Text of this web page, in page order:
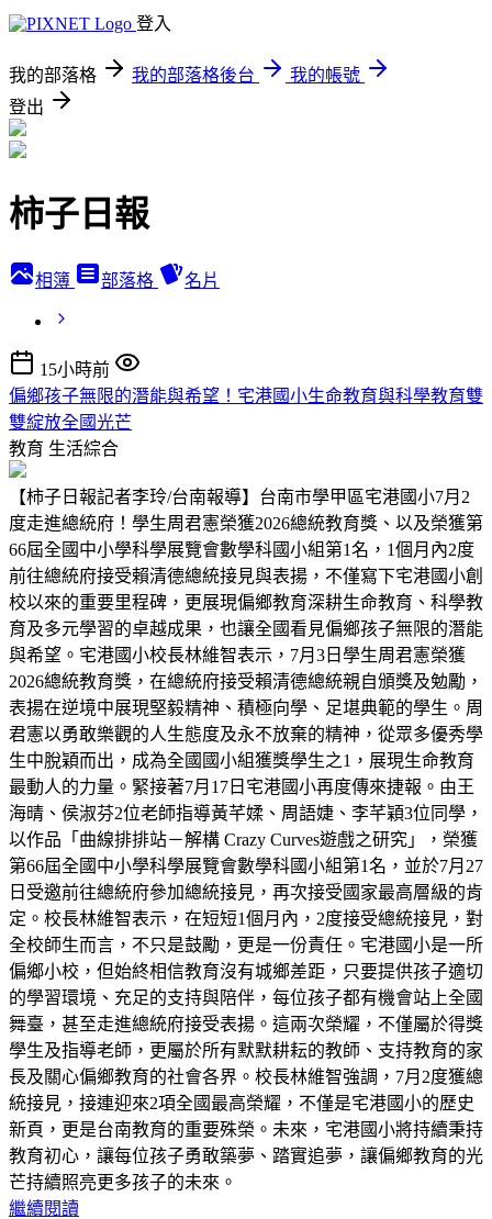
登入
我的部落格 我的部落格後台
我的帳號
登出
柿子日報
相簿 部落格 名片
15小時前
偏鄉孩子無限的潛能與希望！宅港國小生命教育與科學教育雙
雙綻放全國光芒
教育 生活綜合
【柿子日報記者李玲/台南報導】台南市學甲區宅港國小7月2
度走進總統府！學生周君憲榮獲2026總統教育獎、以及榮獲第
66屆全國中小學科學展覽會數學科國小組第1名，1個月內2度
前往總統府接受賴清德總統接見與表揚，不僅寫下宅港國小創
校以來的重要里程碑，更展現偏鄉教育深耕生命教育、科學教
育及多元學習的卓越成果，也讓全國看見偏鄉孩子無限的潛能
與希望。宅港國小校長林維智表示，7月3日學生周君憲榮獲
2026總統教育獎，在總統府接受賴清德總統親自頒獎及勉勵，
表揚在逆境中展現堅毅精神、積極向學、足堪典範的學生。周
君憲以勇敢樂觀的人生態度及永不放棄的精神，從眾多優秀學
生中脫穎而出，成為全國國小組獲獎學生之1，展現生命教育
最動人的力量。緊接著7月17日宅港國小再度傳來捷報。由王
海晴、侯淑芬2位老師指導黃芊媃、周語婕、李芊穎3位同學，
以作品「曲線排排站－解構 Crazy Curves遊戲之研究」，榮獲
第66屆全國中小學科學展覽會數學科國小組第1名，並於7月27
日受邀前往總統府參加總統接見，再次接受國家最高層級的肯
定。校長林維智表示，在短短1個月內，2度接受總統接見，對
全校師生而言，不只是鼓勵，更是一份責任。宅港國小是一所
偏鄉小校，但始終相信教育沒有城鄉差距，只要提供孩子適切
的學習環境、充足的支持與陪伴，每位孩子都有機會站上全國
舞臺，甚至走進總統府接受表揚。這兩次榮耀，不僅屬於得獎
學生及指導老師，更屬於所有默默耕耘的教師、支持教育的家
長及關心偏鄉教育的社會各界。校長林維智強調，7月2度獲總
統接見，接連迎來2項全國最高榮耀，不僅是宅港國小的歷史
新頁，更是台南教育的重要殊榮。未來，宅港國小將持續秉持
教育初心，讓每位孩子勇敢築夢、踏實追夢，讓偏鄉教育的光
芒持續照亮更多孩子的未來。
繼續閱讀